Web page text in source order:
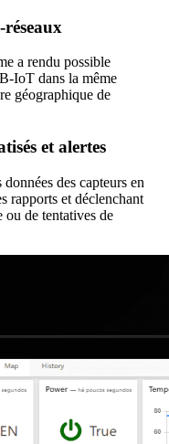
a rendu possible
IoT dans la même
géographique de
et alertes
des capteurs en
rapports et déclenchant
ou de tentatives de